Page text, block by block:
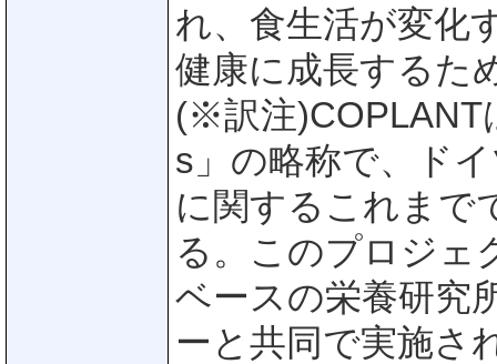
れ、食生活が変化
健康に成長するた
(※訳注)COPLANT
s」の略称で、ド
に関するこれまで
る。このプロジェ
ベースの栄養研究
ーと共同で実施さ